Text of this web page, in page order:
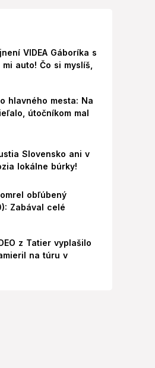
VIDEA Gáboríka s
auto! Čo si myslíš,
hlavného mesta: Na
útočníkom mal
Slovensko ani v
lokálne búrky!
obľúbený
Zabával celé
z Tatier vyplašilo
na túru v